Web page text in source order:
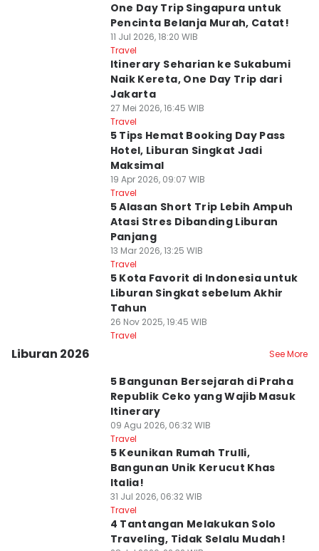
One Day Trip Singapura untuk
Pencinta Belanja Murah, Catat!
11 Jul 2026, 18:20 WIB
Travel
Itinerary Seharian ke Sukabumi
Naik Kereta, One Day Trip dari
Jakarta
27 Mei 2026, 16:45 WIB
Travel
5 Tips Hemat Booking Day Pass
Hotel, Liburan Singkat Jadi
Maksimal
19 Apr 2026, 09:07 WIB
Travel
5 Alasan Short Trip Lebih Ampuh
Atasi Stres Dibanding Liburan
Panjang
13 Mar 2026, 13:25 WIB
Travel
5 Kota Favorit di Indonesia untuk
Liburan Singkat sebelum Akhir
Tahun
26 Nov 2025, 19:45 WIB
Travel
Liburan 2026 See More
5 Bangunan Bersejarah di Praha
Republik Ceko yang Wajib Masuk
Itinerary
09 Agu 2026, 06:32 WIB
Travel
5 Keunikan Rumah Trulli,
Bangunan Unik Kerucut Khas
Italia!
31 Jul 2026, 06:32 WIB
Travel
4 Tantangan Melakukan Solo
Traveling, Tidak Selalu Mudah!